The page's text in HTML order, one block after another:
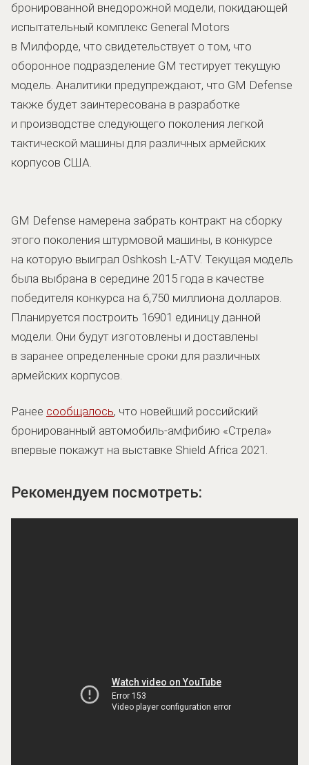
бронированной внедорожной модели, покидающей
испытательный комплекс General Motors
в Милфорде, что свидетельствует о том, что
оборонное подразделение GM тестирует текущую
модель. Аналитики предупреждают, что GM Defense
также будет заинтересована в разработке
и производстве следующего поколения легкой
тактической машины для различных армейских
корпусов США.
GM Defense намерена забрать контракт на сборку
этого поколения штурмовой машины, в конкурсе
на которую выиграл Oshkosh L-ATV. Текущая модель
была выбрана в середине 2015 года в качестве
победителя конкурса на 6,750 миллиона долларов.
Планируется построить 16901 единицу данной
модели. Они будут изготовлены и доставлены
в заранее определенные сроки для различных
армейских корпусов.
Ранее сообщалось, что новейший российский
бронированный автомобиль-амфибию «Стрела»
впервые покажут на выставке Shield Africa 2021.
Рекомендуем посмотреть: